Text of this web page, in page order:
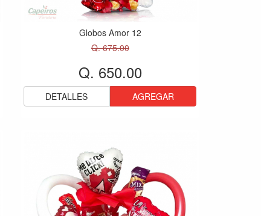
Globos Amor 12
Q. 675.00
Q. 650.00
DETALLES AGREGAR